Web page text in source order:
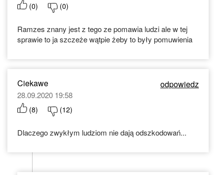
(0) (0)
Ramzes znany jest z tego ze pomawia ludzi ale w tej
sprawie to ja szczeże wątpie żeby to były pomuwienia
Ciekawe odpowiedz
28.09.2020 19:58
(8) (12)
Dlaczego zwykłym ludziom nie dają odszkodowań...